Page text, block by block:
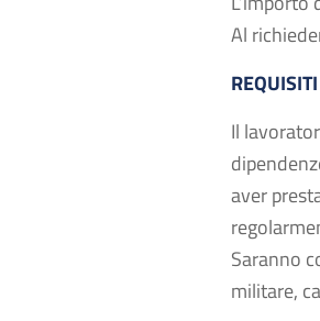
Al
REQUISITI
Il
aver
Saranno
militare,